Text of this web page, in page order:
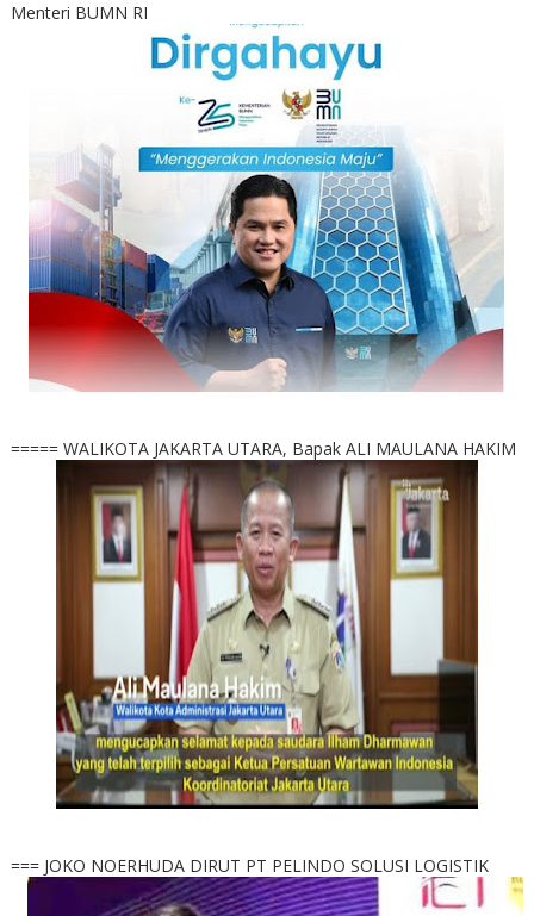
Menteri BUMN RI
===== WALIKOTA JAKARTA UTARA, Bapak ALI MAULANA HAKIM
=== JOKO NOERHUDA DIRUT PT PELINDO SOLUSI LOGISTIK